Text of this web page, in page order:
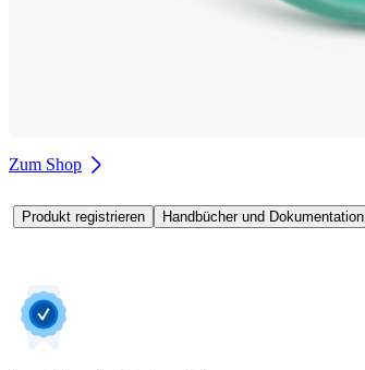
Zum Shop
Produkt registrieren Handbücher und Dokumentation